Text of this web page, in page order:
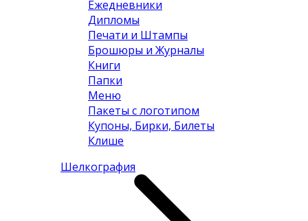
Ежедневники
Дипломы
Печати и Штампы
Брошюры и Журналы
Книги
Папки
Меню
Пакеты с логотипом
Купоны, Бирки, Билеты
Клише
Шелкография